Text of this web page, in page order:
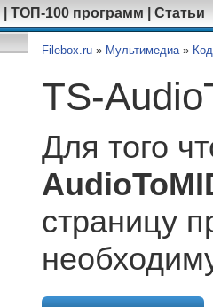
ТОП-100 программ Статьи
Filebox.ru » Мультимедиа»
TS-
Для того
страницу